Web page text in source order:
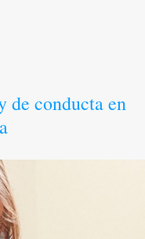
de conducta en